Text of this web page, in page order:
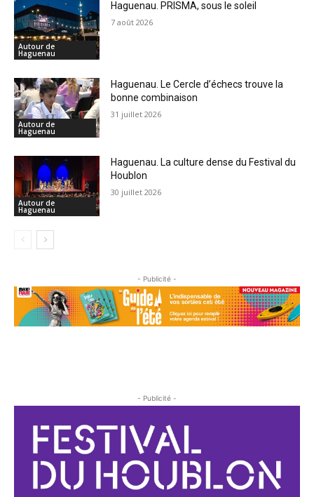
Autour de
Haguenau
Haguenau. PRISMA, sous le soleil
7 août 2026
Autour de
Haguenau
Haguenau. Le Cercle d’échecs trouve la
bonne combinaison
31 juillet 2026
Autour de
Haguenau
Haguenau. La culture dense du Festival du
Houblon
30 juillet 2026
- Publicité -
- Publicité -